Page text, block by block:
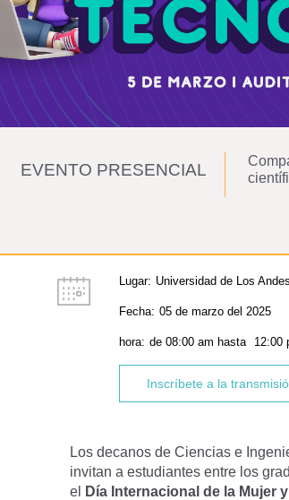
EVENTO PRESENCIAL
Lugar: Universidad de Los Andes
Fecha: 05 de marzo del 2025
hora: de 08:00 am hasta 12:00
Inscríbete a la
Los decanos de Ciencias e
invitan a estudiantes entre los
el
Día Internacional de la Mujer